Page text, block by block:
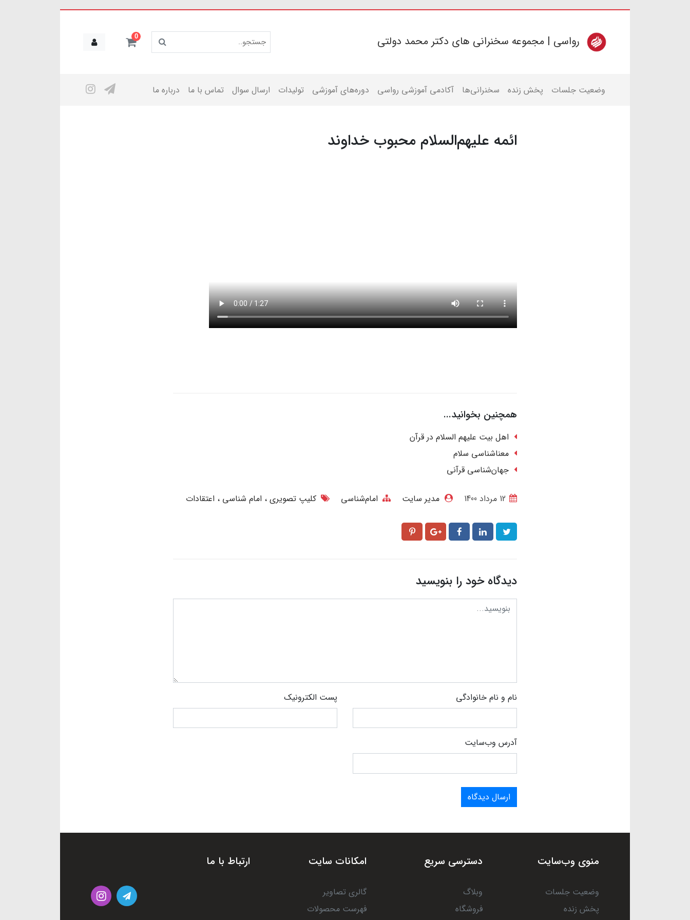
رواسی | مجموعه سخنرانی های دکتر محمد دولتی 0
وضعیت جلسات پخش زنده سخنرانی‌ها آکادمی آموزشی رواسی دوره‌های آموزشی تولیدات ارسال سوال تماس با ما درباره ما
ائمه علیهم‌السلام محبوب خداوند
همچنین بخوانید...
اهل بیت علیهم السلام در قرآن
معناشناسی سلام
جهان‌شناسی قرآنی
مدیر سایت امام‌شناسی کلیپ تصویری امام شناسی اعتقادات
دیدگاه خود را بنویسید
نام و نام خانوادگی پست الکترونیک
آدرس وب‌سایت
ارسال دیدگاه
منوی وب‌سایت
وضعیت جلسات
پخش زنده
دسترسی سریع
وبلاگ
فروشگاه
امکانات سایت
گالری تصاویر
فهرست محصولات
ارتباط با ما